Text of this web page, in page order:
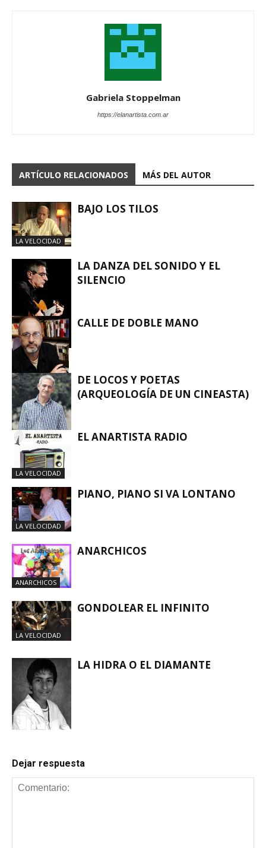
Gabriela Stoppelman
https://elanartista.com.ar
ARTÍCULO RELACIONADOS MÁS DEL AUTOR
LA VELOCIDAD
BAJO LOS TILOS
LA VELOCIDAD
LA DANZA DEL SONIDO Y EL
SILENCIO
LA VELOCIDAD
CALLE DE DOBLE MANO
LA VELOCIDAD
DE LOCOS Y POETAS
(ARQUEOLOGÍA DE UN CINEASTA)
LA VELOCIDAD
EL ANARTISTA RADIO
LA VELOCIDAD
PIANO, PIANO SI VA LONTANO
ANARCHICOS
ANARCHICOS
LA VELOCIDAD
GONDOLEAR EL INFINITO
LA HIDRA O EL DIAMANTE
Dejar respuesta